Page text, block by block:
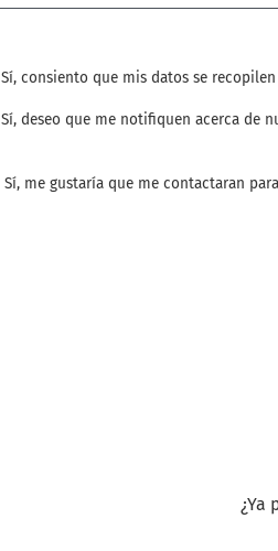
Sí, consiento que mis datos se
Sí, deseo que me notifiquen acerca de
Sí, me gustaría que me contactaran
¿Ya